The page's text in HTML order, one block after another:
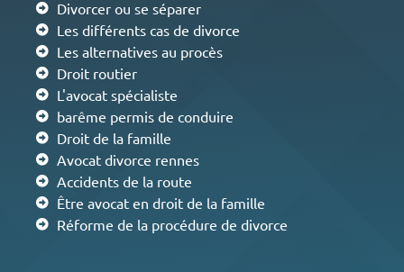
Divorcer ou se séparer
Les différents cas de divorce
Les alternatives au procès
Droit routier
L'avocat spécialiste
barême permis de conduire
Droit de la famille
Avocat divorce rennes
Accidents de la route
Être avocat en droit de la famille
Réforme de la procédure de divorce